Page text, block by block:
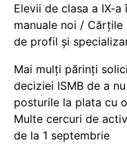
Elevii de clasa a IX-
manuale noi /
de profil și
Mai mulți părinți
deciziei ISMB de a
posturile la plata cu
Multe cercuri de
de la 1 septembrie